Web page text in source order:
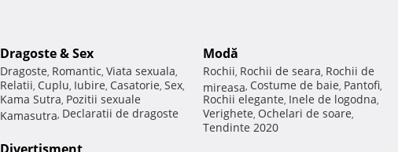
Dragoste & Sex
Dragoste, Romantic, Viata sexuala,
Relatii, Cuplu, Iubire, Casatorie, Sex,
Kama Sutra, Pozitii sexuale
Kamasutra, Declaratii de dragoste
Modă
Rochii, Rochii de seara, Rochii de
mireasa, Costume de baie, Pantofi,
Rochii elegante, Inele de logodna,
Verighete, Ochelari de soare,
Tendinte 2020